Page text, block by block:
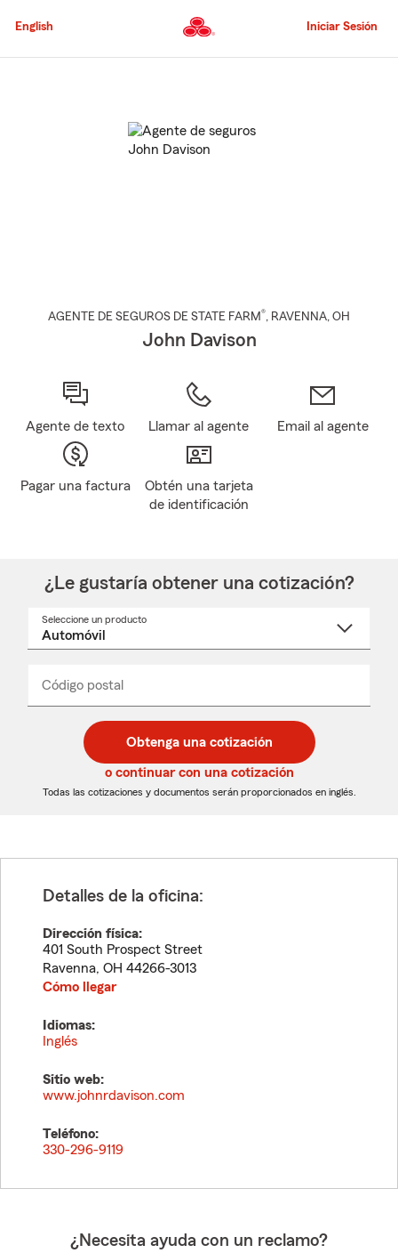
al
principal
English Iniciar Sesión
AGENTE DE SEGUROS DE STATE FARM®, RAVENNA, OH
John Davison
Agente de texto Llamar al agente Email al agente
Pagar una factura
Obtén una tarjeta
de identificación
¿Le gustaría obtener una cotización?
Seleccione un producto
desplegable
Código postal
de
5
dígitos
de
5
dígitos
_____
Obtenga una cotización
o continuar con una cotización
Todas las cotizaciones y documentos serán proporcionados en inglés.
Detalles de la oficina:
Dirección física:
401 South Prospect Street
Ravenna, OH 44266-3013
Cómo llegar
Idiomas:
Inglés
Sitio web:
www.johnrdavison.com
Teléfono:
330-296-9119
¿Necesita ayuda con un reclamo?